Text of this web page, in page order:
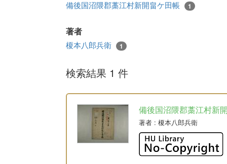
備後国沼隈郡藁江村新開畠ケ田帳 1
著者
榎本八郎兵衛 1
検索結果 1 件
備後国沼隈郡藁江村新
著者 : 榎本八郎兵衛